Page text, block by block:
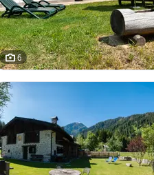
6